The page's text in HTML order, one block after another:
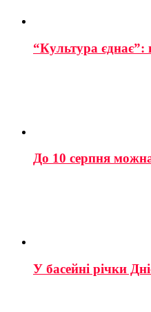
“Культура єднає”:
До 10 серпня
У басейні річки